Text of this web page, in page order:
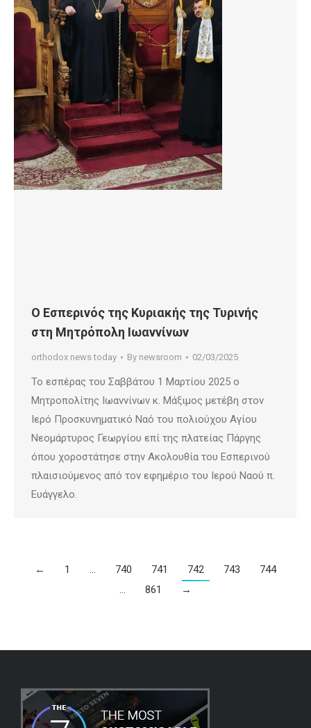
Ο Εσπερινός της Κυριακής της Τυρινής
στη Μητρόπολη Ιωαννίνων
orthodox news today By newsroom 02/03/2025
Το εσπέρας του Σαββάτου 1 Μαρτίου 2025 ο
Μητροπολίτης Ιωαννίνων κ. Μάξιμος μετέβη στον
Ιερό Προσκυνηματικό Ναό του πολιούχου Αγίου
Νεομάρτυρος Γεωργίου επί της πλατείας Πάργης
όπου χοροστάτησε στην Ακολουθία του Εσπερινού
πλαισιούμενος από τον εφημέριο του Ιερού Ναού π.
Ευάγγελο.
← 1 … 740 741 742 743
744
…
861 →